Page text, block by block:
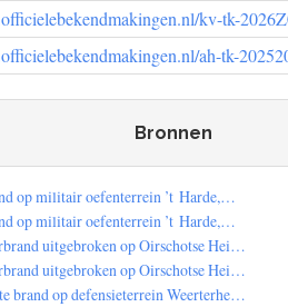
kv-tk-
ah-tk-
Bronnen
op militair oefenterrein ’t Harde,…
op militair oefenterrein ’t Harde,…
uitgebroken op Oirschotse Hei…
uitgebroken op Oirschotse Hei…
brand op defensieterrein Weerterhe…